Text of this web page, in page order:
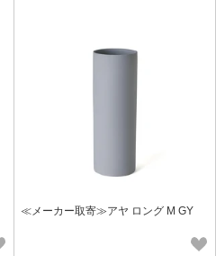
≪メーカー取寄≫アヤ ロング M GY